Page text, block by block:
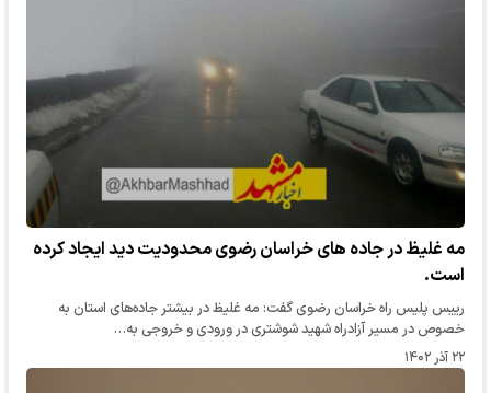
مه غلیظ در جاده های خراسان رضوی محدودیت دید ایجاد کرده
است.
رییس پلیس راه خراسان رضوی گفت: مه غلیظ در بیشتر جاده‌های استان به
خصوص در مسیر آزادراه شهید شوشتری در ورودی و خروجی به…
۲۲ آذر ۱۴۰۲